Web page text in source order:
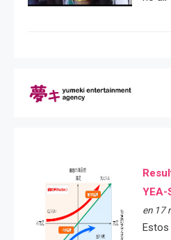
YEA-
en 17